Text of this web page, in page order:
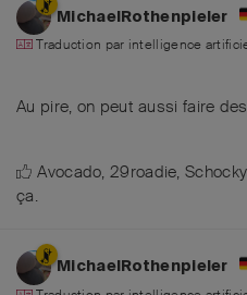
MichaelRothenpieler
Traduction par intelligence
Au pire, on peut aussi faire
Avocado,29roadie,Schocky
ça.
MichaelRothenpieler